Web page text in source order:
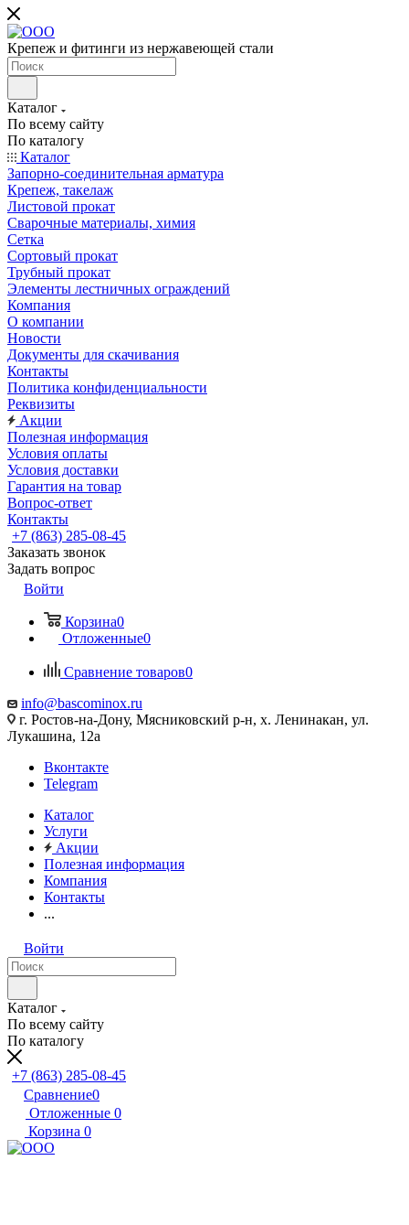
Крепеж и фитинги из нержавеющей стали
Каталог
По всему сайту
По каталогу
Каталог
Запорно-соединительная арматура
Крепеж, такелаж
Листовой прокат
Сварочные материалы, химия
Сетка
Сортовый прокат
Трубный прокат
Элементы лестничных ограждений
Компания
О компании
Новости
Документы для скачивания
Контакты
Политика конфиденциальности
Реквизиты
Акции
Полезная информация
Условия оплаты
Условия доставки
Гарантия на товар
Вопрос-ответ
Контакты
+7 (863) 285-08-45
Заказать звонок
Задать вопрос
Войти
Корзина0
Отложенные0
Сравнение товаров0
info@bascominox.ru
г. Ростов-на-Дону, Мясниковский р-н, х. Ленинакан, ул.
Лукашина, 12а
Вконтакте
Telegram
Каталог
Услуги
Акции
Полезная информация
Компания
Контакты
...
Войти
Каталог
По всему сайту
По каталогу
+7 (863) 285-08-45
Сравнение0
Отложенные 0
Корзина 0